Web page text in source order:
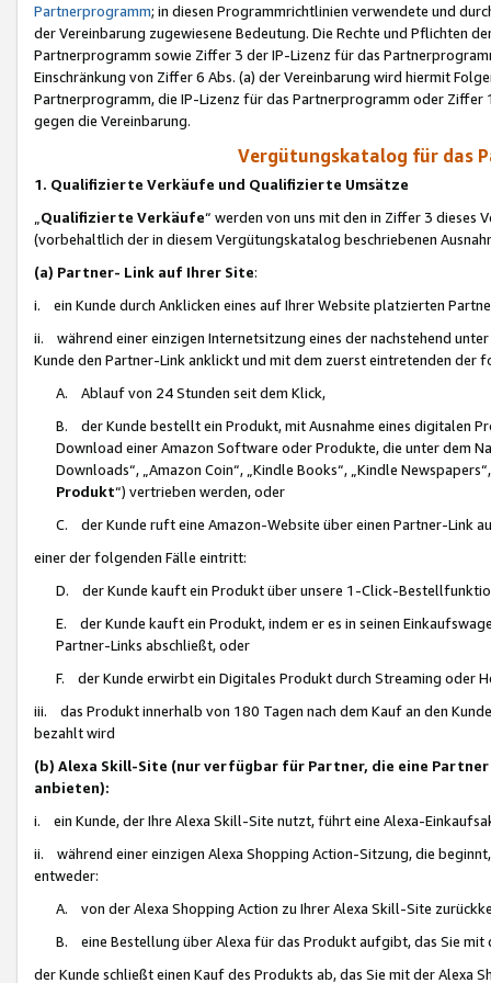
Partnerprogramm; in diesen Programmrichtlinien verwendete und
der Vereinbarung zugewiesene Bedeutung. Die Rechte und Pflichten
Partnerprogramm sowie Ziffer 3 der IP-Lizenz für das
Einschränkung von Ziffer 6 Abs. (a) der Vereinbarung wird hiermit
Partnerprogramm, die IP-Lizenz für das Partnerprogramm oder
gegen die Vereinbarung.
Vergütungskatalog für das
1. Qualifizierte Verkäufe und Qualifizierte Umsätze
Qualifizierte Verkäufe“ werden von uns mit den in Ziffer 3
(vorbehaltlich der in diesem Vergütungskatalog beschriebenen
(a) Partner- Link auf Ihrer Site:
i. ein Kunde durch Anklicken eines auf Ihrer Website platzierten
ii. während einer einzigen Internetsitzung eines der nachstehend
Kunde den Partner-Link anklickt und mit dem zuerst eintretenden der
A. Ablauf von 24 Stunden seit dem Klick,
B. der Kunde bestellt ein Produkt, mit Ausnahme eines digitalen
Download einer Amazon Software oder Produkte, die unter dem
Downloads“, „Amazon Coin“, „Kindle Books“, „Kindle
Produkt“) vertrieben werden, oder
C. der Kunde ruft eine Amazon-Website über einen Partner-Link
einer der folgenden Fälle eintritt:
D. der Kunde kauft ein Produkt über unsere 1-Click-
E. der Kunde kauft ein Produkt, indem er es in seinen
Partner-Links abschließt, oder
F. der Kunde erwirbt ein Digitales Produkt durch Streaming oder
iii. das Produkt innerhalb von 180 Tagen nach dem Kauf an den
bezahlt wird
(b) Alexa Skill-Site (nur verfügbar für Partner, die eine
anbieten):
i. ein Kunde, der Ihre Alexa Skill-Site nutzt, führt eine Alexa-
ii. während einer einzigen Alexa Shopping Action-Sitzung, die
entweder:
A. von der Alexa Shopping Action zu Ihrer Alexa Skill-Site
B. eine Bestellung über Alexa für das Produkt aufgibt, das Sie mit
der Kunde schließt einen Kauf des Produkts ab, das Sie mit der Alexa